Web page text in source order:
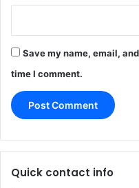
Save my name, email,
time I comment.
Quick contact info